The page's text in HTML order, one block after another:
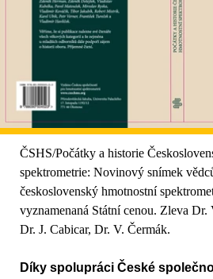
ČSHS/Počátky a historie
spektrometrie: Novinový snímek
československý hmotnostní
vyznamenaná Státní cenou. Zleva Dr.
Dr. J. Cabicar, Dr. V. Čermák.
Díky spolupráci České